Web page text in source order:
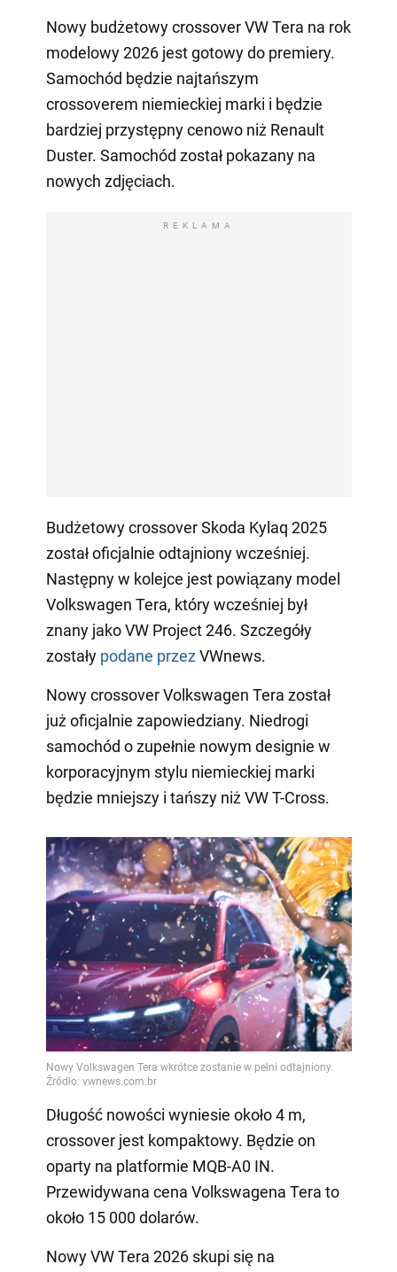
Nowy budżetowy crossover VW Tera na rok
modelowy 2026 jest gotowy do premiery.
Samochód będzie najtańszym
crossoverem niemieckiej marki i będzie
bardziej przystępny cenowo niż Renault
Duster. Samochód został pokazany na
nowych zdjęciach.
REKLAMA
Budżetowy crossover Skoda Kylaq 2025
został oficjalnie odtajniony wcześniej.
Następny w kolejce jest powiązany model
Volkswagen Tera, który wcześniej był
znany jako VW Project 246. Szczegóły
zostały podane przezVWnews.
Nowy crossover Volkswagen Tera został
już oficjalnie zapowiedziany. Niedrogi
samochód o zupełnie nowym designie w
korporacyjnym stylu niemieckiej marki
będzie mniejszy i tańszy niż VW T-Cross.
Długość nowości wyniesie około 4 m,
crossover jest kompaktowy. Będzie on
oparty na platformie MQB-A0 IN.
Przewidywana cena Volkswagena Tera to
około 15 000 dolarów.
Nowy VW Tera 2026 skupi się na